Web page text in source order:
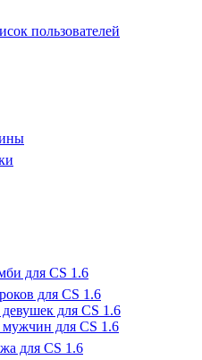
пользователей
для CS 1.6
для CS 1.6
для CS 1.6
для CS 1.6
для CS 1.6